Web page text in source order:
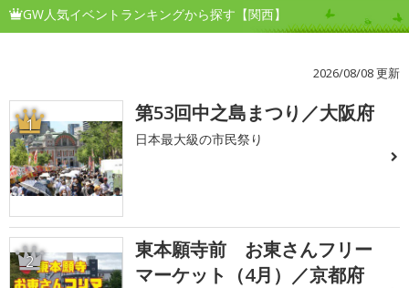
GW人気イベントランキングから探す【関西】
2026/08/08 更新
1 第53回中之島まつり／大阪府
日本最大級の市民祭り
2
東本願寺前 お東さんフリー
マーケット（4月）／京都府